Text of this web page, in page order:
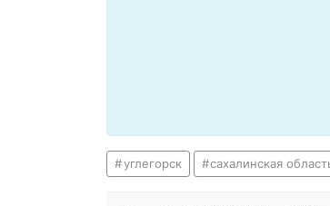
углегорск сахалинская